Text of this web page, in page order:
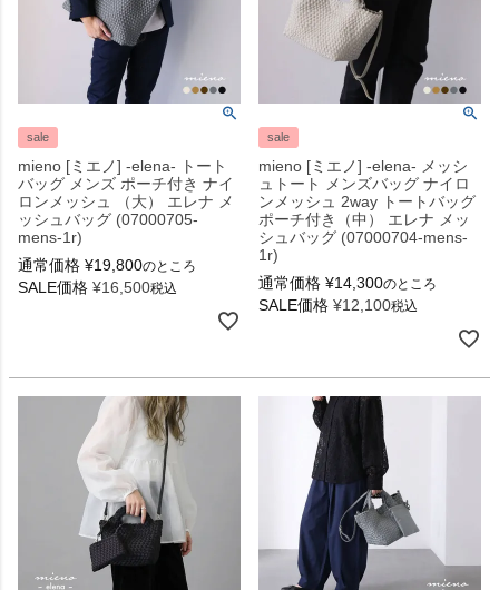
sale
mieno [ミエノ] -elena- トート
バッグ メンズ ポーチ付き ナイ
ロンメッシュ （大） エレナ メ
ッシュバッグ (07000705-
mens-1r)
通常価格 ¥19,800のところ
SALE価格 ¥16,500税込
sale
mieno [ミエノ] -elena- メッシ
ュトート メンズバッグ ナイロ
ンメッシュ 2way トートバッグ
ポーチ付き（中） エレナ メッ
シュバッグ (07000704-mens-
1r)
通常価格 ¥14,300のところ
SALE価格 ¥12,100税込